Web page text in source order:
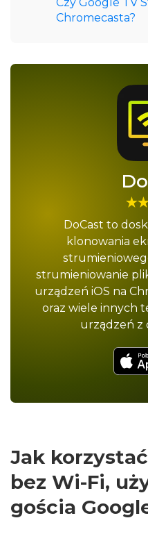
Chromecasta?
DoCast to
klonowania
strumieniowanie
urządzeń iOS na
oraz wiele innych
urządzeń z
Jak
bez Wi‑Fi,
gościa